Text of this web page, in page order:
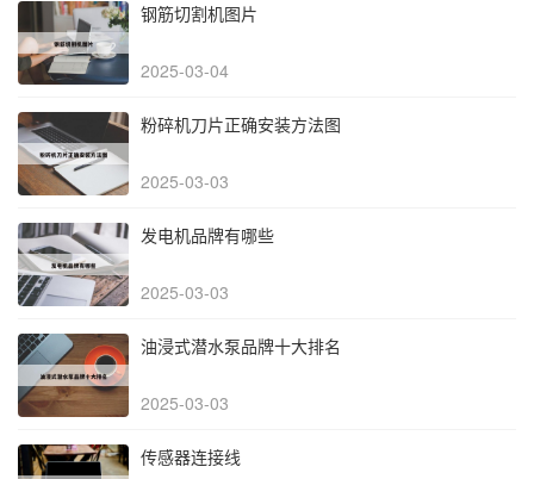
钢筋切割机图片
2025-03-04
粉碎机刀片正确安装方法图
2025-03-03
发电机品牌有哪些
2025-03-03
油浸式潜水泵品牌十大排名
2025-03-03
传感器连接线